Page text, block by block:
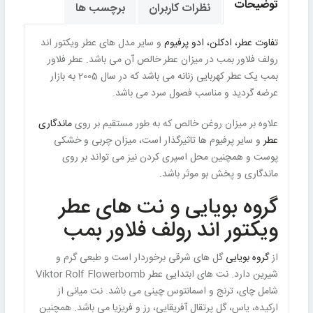
توضیحات نظرات کاربران برچسب ها
تفاوت عطر، ادکلن، ادو پرفیوم و سایر مدل های عطر ویکتور اند
رولف فلاور بمب در میزان عطر خالص آن می باشد. عطر فلاور
بمب یک عطر کهربایی زنانه می باشد که در سال 2005 به بازار
عرضه گردید و مناسب فصول سرد می باشد.
علاوه بر میزان روغن خالص که به طور مستقیم بر رویماندگاری
عطرو سایر پرفیوم ها تاثیرگذار است، میزان چربی و خشکی
پوست و همچنین محل اسپری کردن نیز می تواند بر روی
ماندگاری و پخش بو موثر باشد.
گروه بویایی و نت های عطر
ویکتور اند رولف فلاور بمب
ازگروه بویاییگل های شرقی برخوردار است و طبعی گرم و
شیرین دارد. نت های ابتدایی عطر Viktor Rolf Flowerbomb
شامل چای، ترنج و اسمانتوس چینی می باشد. نت میانی از
ارکیده، یاس، گل پرتقال آفریقایی، رز و فریزیا می باشد. همچنین